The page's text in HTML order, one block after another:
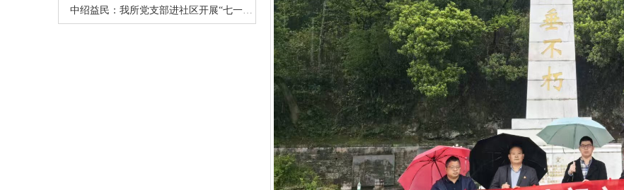
中绍益民：我所党支部进社区开展“七一”慰问老党员活动